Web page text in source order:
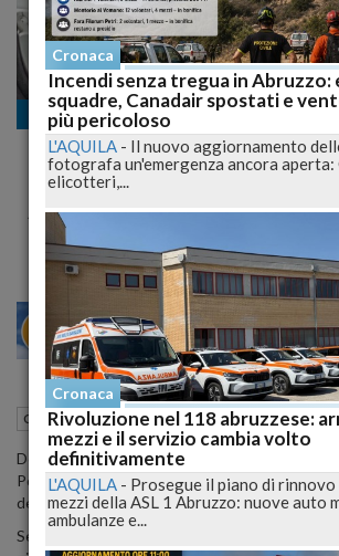
Cronaca nazionale
Operazione Uova D'Oro:
129 kg di oro e 1374 di
frodi per 190 mln
MILANO
Cronaca nazionale 23 Giugno 2015 11:14
Dopo due anni di indagine, il Gruppo della
Ponte Chiasso ha deferito all'Autorità
dedita al riciclaggio di ingenti quantitativi di
Secondo la ricostruzione degli inquirenti, ora al
Cronaca
Incendi senza tregua in Abruzzo:
squadre, Canadair spostati e
più pericoloso
L'AQUILA - Il nuovo aggiornamento
fotografa un'emergenza ancora aperta:
elicotteri,...
Cronaca
Rivoluzione nel 118 abruzzese:
mezzi e il servizio cambia volto
definitivamente
L'AQUILA - Prosegue il piano di rinnovo
mezzi della ASL 1 Abruzzo: nuove auto
ambulanze e...